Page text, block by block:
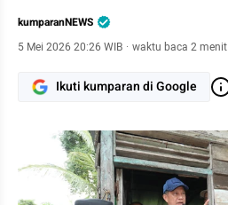
kumparanNEWS
5 Mei 2026 20:26 WIB · waktu baca 2 menit
Ikuti kumparan di Google